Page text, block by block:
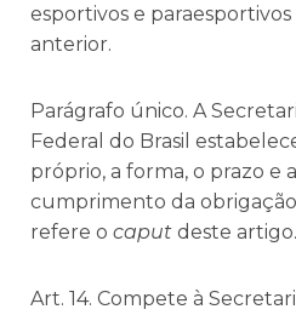
esportivos e
anterior.
Parágrafo único. A
Federal do Brasil
próprio, a forma, o prazo e
cumprimento da obrigação
refere o caput deste artigo.
Art. 14. Compete à